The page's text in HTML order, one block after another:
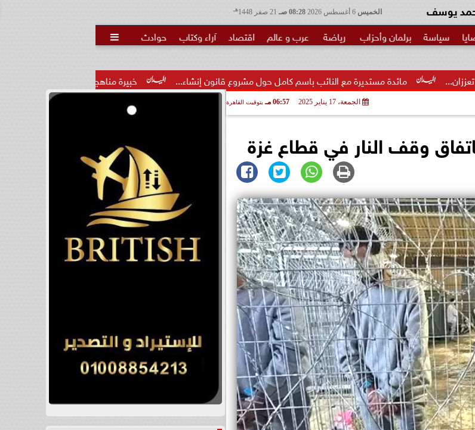
الخميس 08:28 صـ هـ يوسف
سياسة برلمان وأحزاب رياضة عرب و عالم اقتصاد آراء وكتاب حوادث 
خبيرة مناهج: حداثة تخرج المعلمين الجدد لا تكفي.. مستديرة مع النائب باسم كامل حول مشروع قانون إنشاء...
الجمعة، 17 يناير 2025 06:57 مـ بتوقيت القاهرة
وقف النار في قطاع غزة